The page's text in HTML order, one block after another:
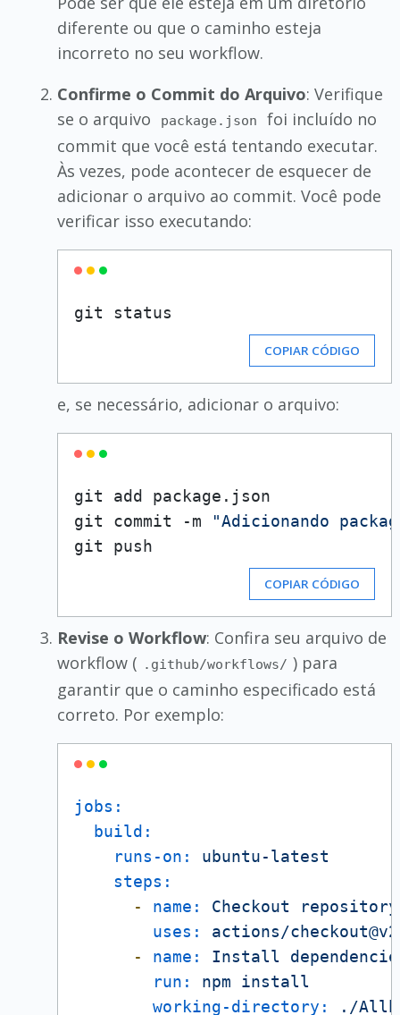
diferente ou que o caminho esteja
incorreto no seu workflow.
Confirme o Commit do Arquivo: Verifique
se o arquivo
package.json
foi incluído no
commit que você está tentando executar.
Às vezes, pode acontecer de esquecer de
adicionar o arquivo ao commit. Você pode
verificar isso executando:
COPIAR CÓDIGO
e, se necessário, adicionar o arquivo:
git add package.json
git commit -m
"Adicionando
COPIAR CÓDIGO
Revise o Workflow: Confira seu arquivo de
workflow ( .github/workflows/ ) para
garantir que o caminho especificado está
correto. Por exemplo:
jobs:
build:
runs-on:
ubuntu-latest
steps:
-
name: Checkout
repository
uses:
actions/checkout@v2
-
name: Install
run:
npm
install
working-directory:
./